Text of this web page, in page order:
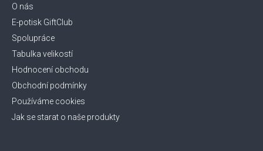
O nás
E-potisk GiftClub
Spolupráce
Tabulka velikostí
Hodnocení obchodu
Obchodní podmínky
Používáme cookies
Jak se starat o naše produkty